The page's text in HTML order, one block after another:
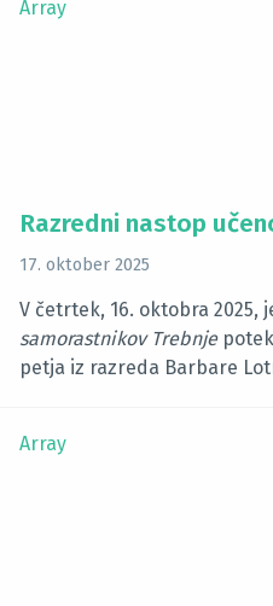
Array
Razredni nastop
17. oktober 2025
V četrtek, 16. oktobra 2025,
samorastnikov Trebnje
petja iz razreda Barbare
Array